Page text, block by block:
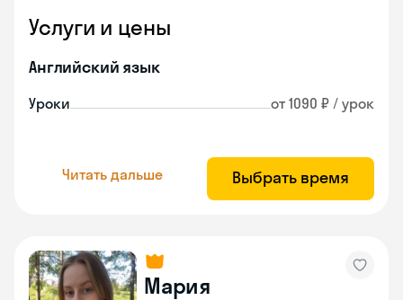
Услуги и цены
Английский язык
Уроки от 1090 ₽ / урок
Читать дальше Выбрать время
Мария